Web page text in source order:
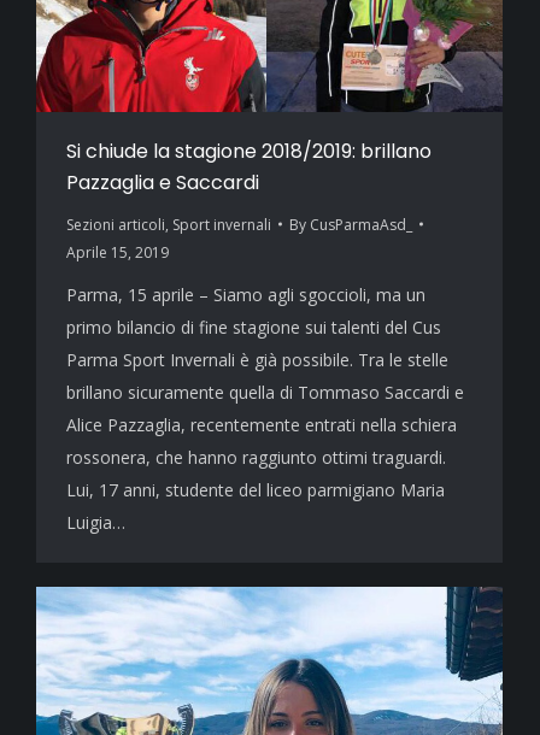
Si chiude la stagione 2018/2019: brillano
Pazzaglia e Saccardi
Sezioni articoli, Sport invernali By CusParmaAsd_
Aprile 15, 2019
Parma, 15 aprile – Siamo agli sgoccioli, ma un
primo bilancio di fine stagione sui talenti del Cus
Parma Sport Invernali è già possibile. Tra le stelle
brillano sicuramente quella di Tommaso Saccardi e
Alice Pazzaglia, recentemente entrati nella schiera
rossonera, che hanno raggiunto ottimi traguardi.
Lui, 17 anni, studente del liceo parmigiano Maria
Luigia…